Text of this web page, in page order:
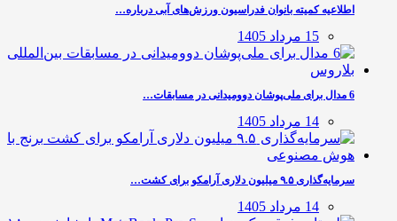
اطلاعیه کمیته بانوان فدراسیون ورزش‌های آبی درباره…
15 مرداد 1405
6 مدال برای ملی‌پوشان دوومیدانی در مسابقات…
14 مرداد 1405
سرمایه‌گذاری ۹.۵ میلیون دلاری آرامکو برای کشت…
14 مرداد 1405